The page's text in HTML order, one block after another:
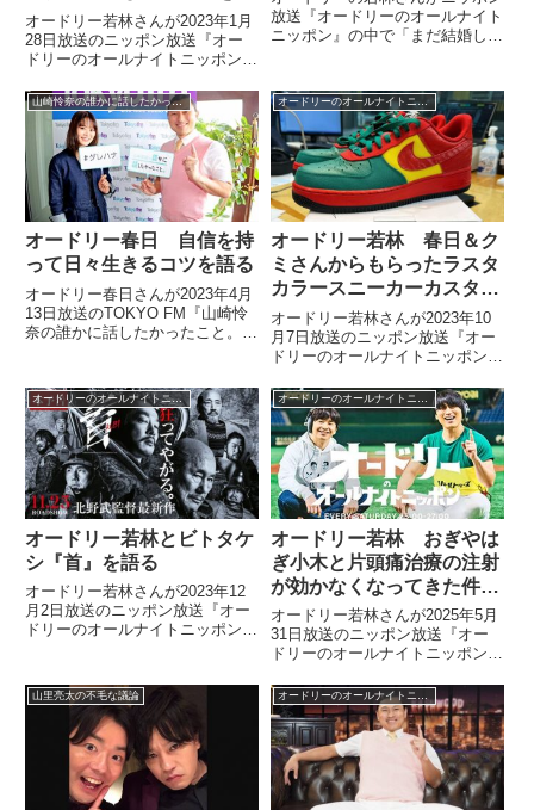
る
オードリー若林さんが2023年1月
28日放送のニッポン放送『オー
ドリーのオールナイトニッポン』
で「最新のカラオケで歌われた曲
ランキング」に対して感じるモヤ
モヤを話していました。
放送『オードリーのオールナイト
ニッポン』の中で「まだ結婚しな
（若林正恭）でもほら、女性に
「まだ結婚しないの？」とかって
聞いちゃいけない時代になってい
る...
山崎怜奈の誰かに話したかったこと。
オードリー春日 自信を持
って日々生きるコツを語る
オードリー春日さんが2023年4月
13日放送のTOKYO FM『山崎怜
奈の誰かに話したかったこと。』
きるためのコツを教えてくださ
い」という質問に回答していまし
た。
オードリーのオールナイトニッポン
オードリー若林 春日＆ク
ミさんからもらったラスタ
カラースニーカーカスタマ
イズ計画を語る
オードリー若林さんが2023年10
月7日放送のニッポン放送『オー
ドリーのオールナイトニッポン』
生日プレゼントでもらったラスタ
カラーのエアフォースワンについ
てトーク。「ちょっとだけカスタ
マイズしたい」と話していまし
た。
オードリーのオールナイトニッポン
オードリー若林とビトタケ
シ『首』を語る
オードリー若林さんが2023年12
月2日放送のニッポン放送『オー
ドリーのオールナイトニッポン』
ケシさんが見たのかどうか、たし
かめたい」ということで生放送中
に電話をつなぎ、確認していまし
オードリーのオールナイトニッポン
オードリー若林 おぎやは
ぎ小木と片頭痛治療の注射
が効かなくなってきた件で
意見が一致した話
オードリー若林さんが2025年5月
31日放送のニッポン放送『オー
ドリーのオールナイトニッポン』
木さんと、片頭痛治療の特効薬だ
った注射が徐々に効かなくなって
きているという件で意見が一致し
たことを話していました。
山里亮太の不毛な議論 オードリーのオールナイトニッポン